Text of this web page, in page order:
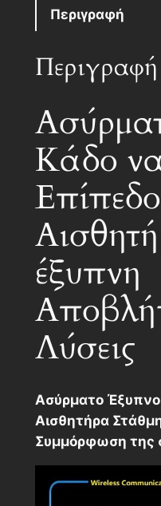
Περιγραφή
Περιγραφή
Κάδο να
έξυπνη
Λύσεις
Ασύρματο Έξυπνο
Αισθητήρα
Συμμόρφωση της